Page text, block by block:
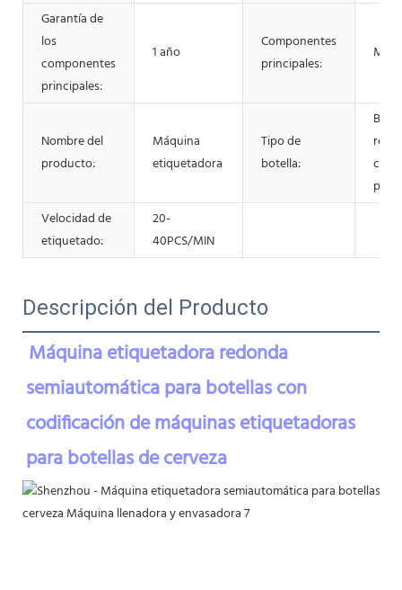
Garantía de
los
componentes
principales:
1 año
Componentes
principales:
Nombre del
producto:
Máquina
etiquetadora
Tipo de
botella:
plana
Velocidad de
etiquetado:
20-
40PCS/MIN
Descripción del Producto
Máquina etiquetadora redonda
semiautomática para botellas con
codificación de máquinas etiquetadoras
para botellas de cerveza